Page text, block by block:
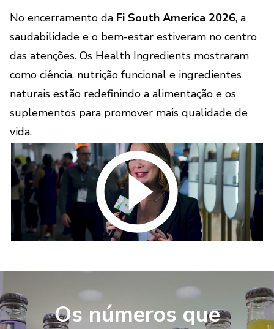
No encerramento da Fi South America 2026, a
saudabilidade e o bem-estar estiveram no centro
das atenções. Os Health Ingredients mostraram
como ciência, nutrição funcional e ingredientes
naturais estão redefinindo a alimentação e os
suplementos para promover mais qualidade de
vida.
Os números que